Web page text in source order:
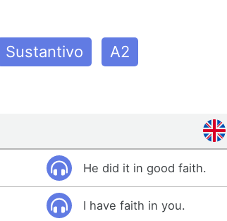
Sustantivo A2
He did it in good faith.
I have faith in you.